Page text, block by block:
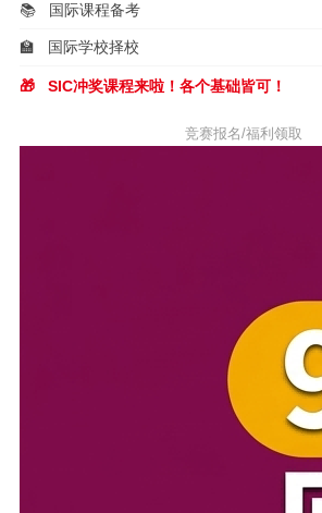
📚 国际课程备考
🏫 国际学校择校
🎁 SIC冲奖课程来啦！各个基础皆可！
竞赛报名/福利领取